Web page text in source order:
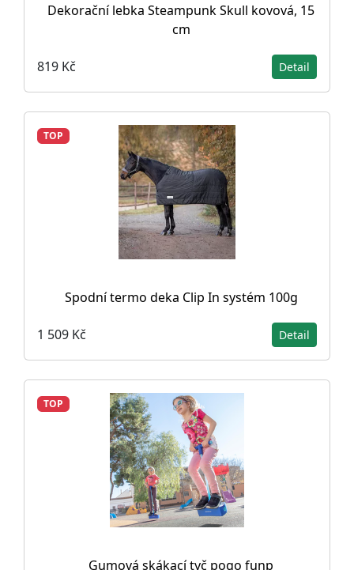
Dekorační lebka Steampunk Skull kovová, 15
cm
819 Kč Detail
TOP
Spodní termo deka Clip In systém 100g
1 509 Kč Detail
TOP
Gumová skákací tyč pogo funp